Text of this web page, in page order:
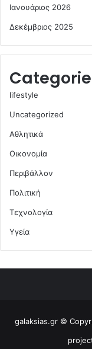
Ιανουάριος 2026
Δεκέμβριος 2025
lifestyle
Uncategorized
Αθλητικά
Οικονομία
Περιβάλλον
Πολιτική
Τεχνολογία
Υγεία
galaksias.gr ©